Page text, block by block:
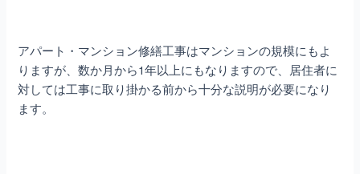
アパート・マンション修繕工事はマンションの規模にもよ
りますが、数か月から1年以上にもなりますので、居住者に
対しては工事に取り掛かる前から十分な説明が必要になり
ます。